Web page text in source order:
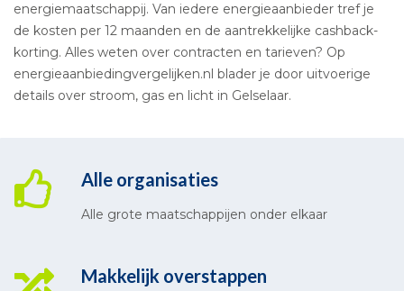
energiemaatschappij. Van iedere energieaanbieder tref je
de kosten per 12 maanden en de aantrekkelijke cashback-
korting. Alles weten over contracten en tarieven? Op
energieaanbiedingvergelijken.nl blader je door uitvoerige
details over stroom, gas en licht in Gelselaar.
Alle organisaties
Alle grote maatschappijen onder elkaar
Makkelijk overstappen